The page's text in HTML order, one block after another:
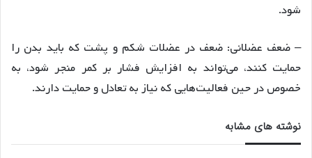
شود.
– ضعف عضلانی: ضعف در عضلات شکم و پشت که باید بدن را
حمایت کنند، می‌تواند به افزایش فشار بر کمر منجر شود، به
خصوص در حین فعالیت‌هایی که نیاز به تعادل و حمایت دارند.
نوشته های مشابه